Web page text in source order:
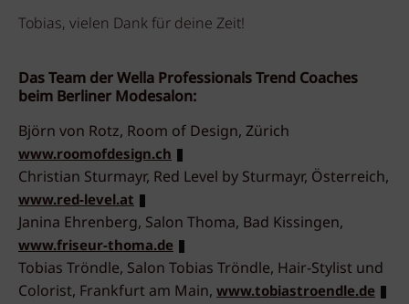
Tobias, vielen Dank für deine Zeit!
Das Team der Wella Professionals Trend Coaches
beim Berliner Modesalon:
Björn von Rotz, Room of Design, Zürich
www.roomofdesign.ch
Christian Sturmayr, Red Level by Sturmayr, Österreich,
www.red-level.at
Janina Ehrenberg, Salon Thoma, Bad Kissingen,
www.friseur-thoma.de
Tobias Tröndle, Salon Tobias Tröndle, Hair-Stylist und
Colorist, Frankfurt am Main, www.tobiastroendle.de